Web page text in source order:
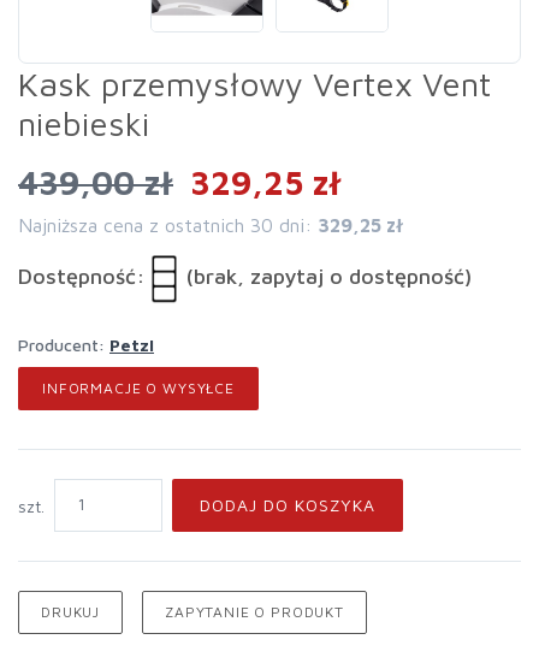
Kask przemysłowy Vertex Vent
niebieski
439,00 zł 329,25 zł
Najniższa cena z ostatnich 30 dni: 329,25 zł
Dostępność: (brak, zapytaj o dostępność)
Producent: Petzl
INFORMACJE O WYSYŁCE
szt. DODAJ DO KOSZYKA
DRUKUJ ZAPYTANIE O PRODUKT